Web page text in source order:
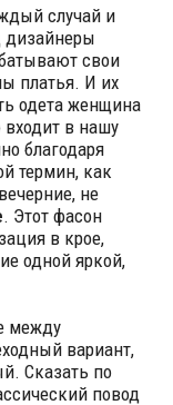
случай и
дизайнеры
свои
платья. И их
одета женщина
в нашу
благодаря
термин, как
не
. Этот фасон
в крое,
одной яркой,
между
вариант,
Сказать по
повод